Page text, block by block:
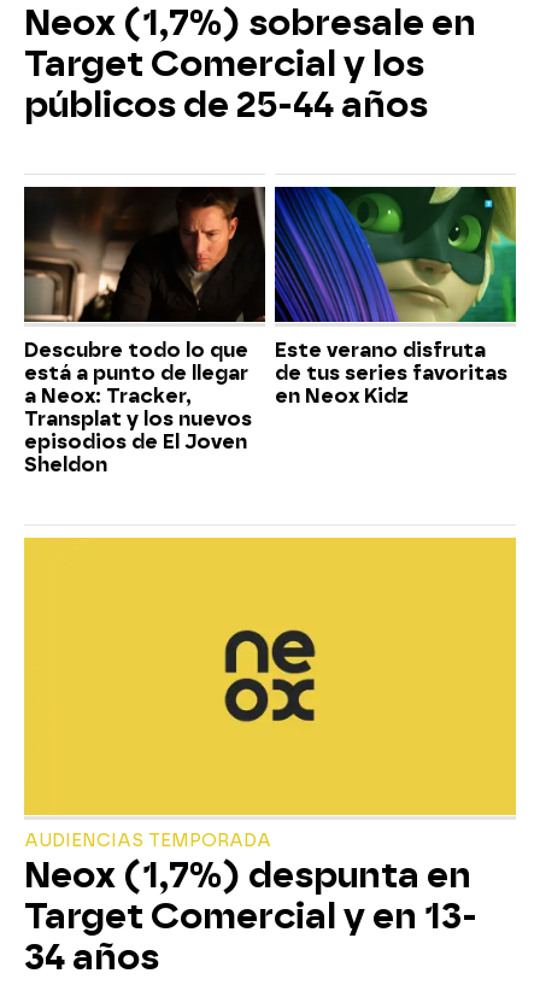
Neox (1,7%) sobresale en
Target Comercial y los
públicos de 25-44 años
Descubre todo lo que
está a punto de llegar
a Neox: Tracker,
Transplat y los nuevos
episodios de El Joven
Sheldon
Este verano disfruta
de tus series favoritas
en Neox Kidz
AUDIENCIAS TEMPORADA
Neox (1,7%) despunta en
Target Comercial y en 13-
34 años